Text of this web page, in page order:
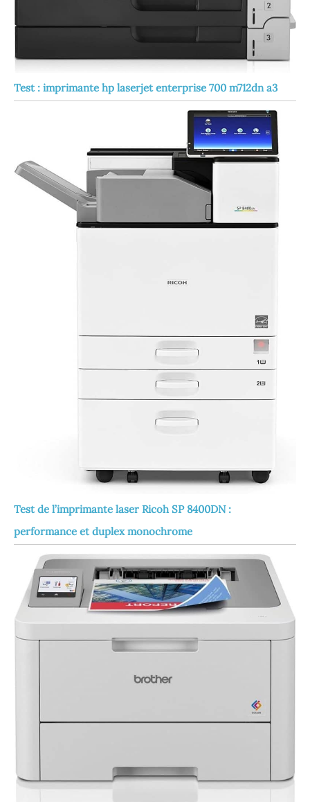
Test : imprimante hp laserjet enterprise 700 m712dn a3
Test de l’imprimante laser Ricoh SP 8400DN :
performance et duplex monochrome